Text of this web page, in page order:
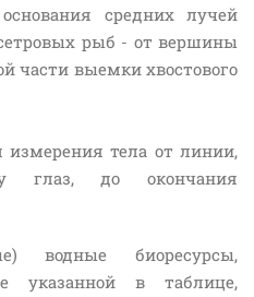
средних лучей
рыб - от вершины
части выемки хвостового
тела от линии,
глаз, до окончания
водные биоресурсы,
указанной в таблице,